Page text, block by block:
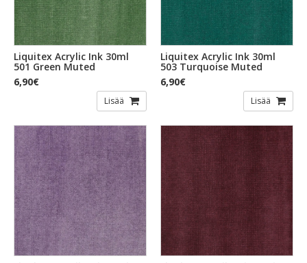
Liquitex Acrylic Ink 30ml
501 Green Muted
6,90€
Lisää
Liquitex Acrylic Ink 30ml
503 Turquoise Muted
6,90€
Lisää